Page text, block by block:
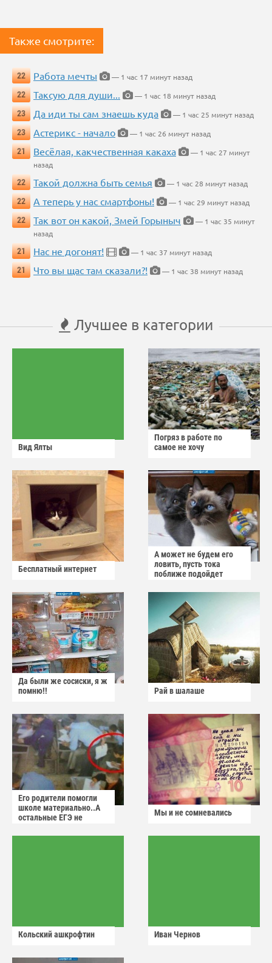
Также смотрите:
22 Работа мечты
— 1 час 17 минут назад
22
Таксую для души...
— 1 час 18 минут назад
23
Да иди ты сам знаешь куда
— 1 час 25 минут назад
23
Астерикс - начало
— 1 час 26 минут назад
21
Весёлая, какчественная какаха
— 1 час 27 минут
назад
22
Такой должна быть семья
— 1 час 28 минут назад
22
А теперь у нас смартфоны!
— 1 час 29 минут назад
22
Так вот он какой, Змей Горыныч
— 1 час 35 минут
назад
21
Нас не догонят!
— 1 час 37 минут назад
21
Что вы щас там сказали?! — 1 час 38 минут назад
Лучшее в категории
Вид Ялты
Погряз в работе по
самое не хочу
Бесплатный интернет
А может не будем его
ловить, пусть тока
поближе подойдет
Да были же сосиски, я ж
помню!!
Рай в шалаше
Его родители помогли
школе материально..А
остальные ЕГЭ не
Мы и не сомневались
Кольский ашкрофтин Иван Чернов